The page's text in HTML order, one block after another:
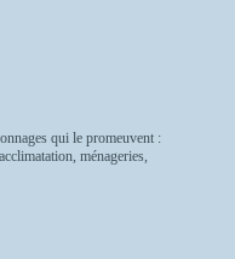
qui le promeuvent :
ménageries,